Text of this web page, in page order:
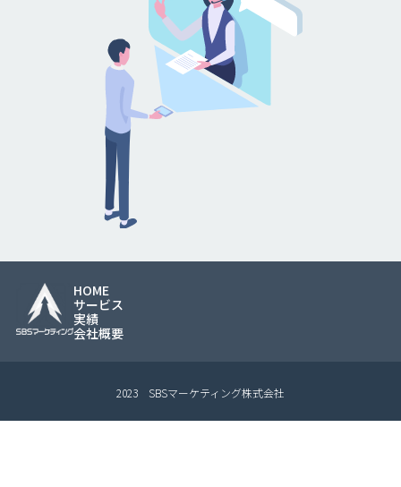
HOME
サービス
実績
会社概要
2023 SBSマーケティング株式会社